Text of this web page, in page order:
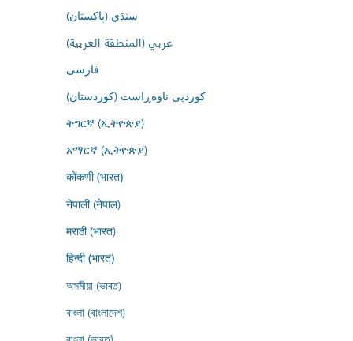
سنڌي (پاکستان)
عربي (المنطقة العربية)
فارسى
کوردیی ناوەڕاست (کوردستان)
ትግርኛ (ኢትዮጵያ)
አማርኛ (ኢትዮጵያ)
कोंकणी (भारत)
नेपाली (नेपाल)
मराठी (भारत)
हिन्दी (भारत)
অসমীয়া (ভাৰত)
বাংলা (বাংলাদেশ)